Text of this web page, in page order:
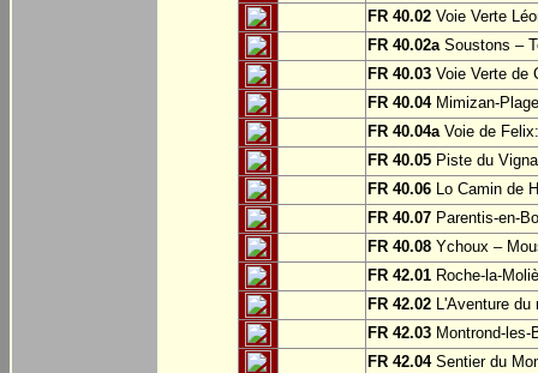
FR 40.02 Voie Verte
FR 40.02aSoustons –
FR 40.03 Voie Verte de
FR 40.04Mimizan-
FR 40.04aVoie de
FR 40.05 Piste du
FR 40.06 Lo Camin de
FR 40.07 Parentis-en-
FR 40.08 Ychoux –
FR 42.01 Roche-la-
FR 42.02 L'Aventure
FR 42.03 Montrond-les-
FR 42.04Sentier du